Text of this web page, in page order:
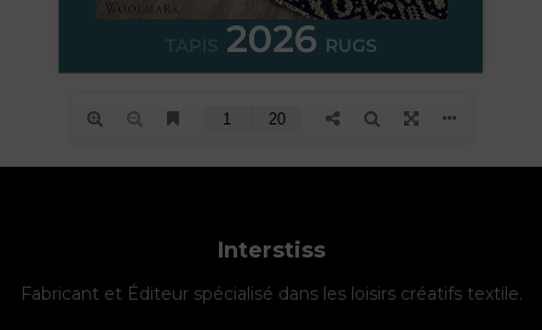
Interstiss
Fabricant et Éditeur spécialisé dans les loisirs créatifs textile.